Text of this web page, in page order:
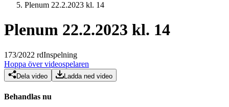
Plenum 22.2.2023 kl. 14
Plenum 22.2.2023 kl. 14
173/2022 rdInspelning
Hoppa över videospelaren
Dela video Ladda ned video
Behandlas nu